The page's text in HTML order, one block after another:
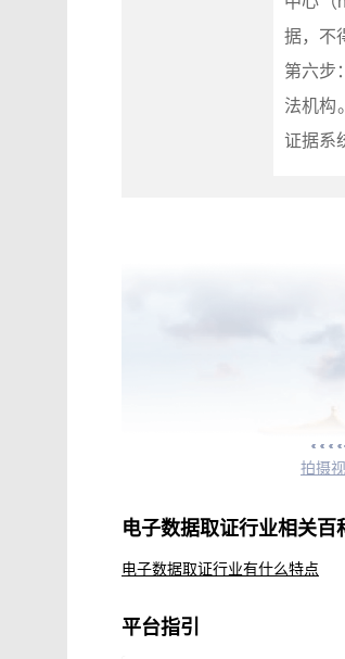
据，不
第六步
法机构
证据系
拍摄
电子数据取证行业相关百
电子数据取证行业有什么特点
平台指引